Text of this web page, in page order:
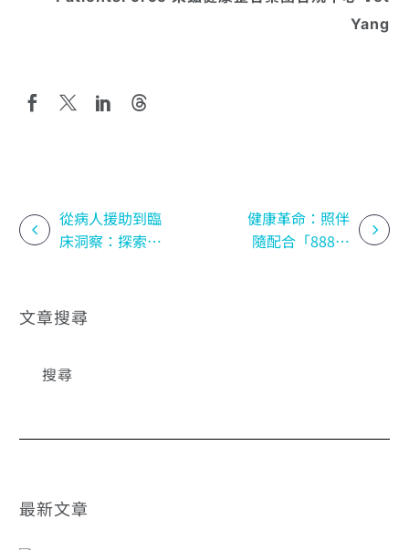
Yang
從病人援助到臨
床洞察：探索真
護中的應用與挑
戰
健康革命：照伴
隨配合「888計
文章搜尋
最新文章